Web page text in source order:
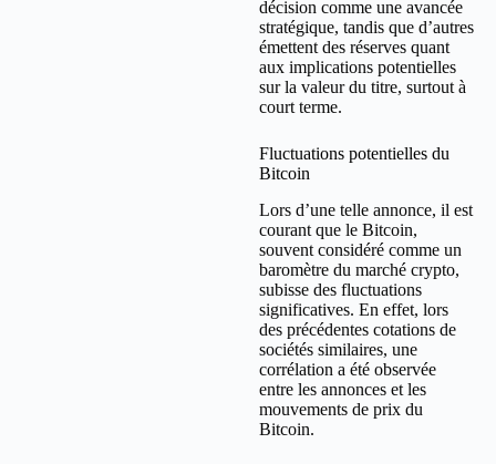
décision comme une avancée
stratégique, tandis que d’autres
émettent des réserves quant
aux implications potentielles
sur la valeur du titre, surtout à
court terme.
Fluctuations potentielles du
Bitcoin
Lors d’une telle annonce, il est
courant que le Bitcoin,
souvent considéré comme un
baromètre du marché crypto,
subisse des fluctuations
significatives. En effet, lors
des précédentes cotations de
sociétés similaires, une
corrélation a été observée
entre les annonces et les
mouvements de prix du
Bitcoin.